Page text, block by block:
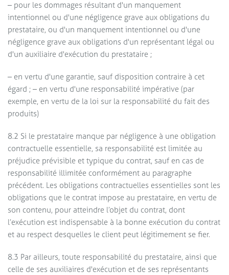
– pour les dommages résultant d'un manquement
intentionnel ou d'une négligence grave aux obligations du
prestataire, ou d'un manquement intentionnel ou d'une
négligence grave aux obligations d'un représentant légal ou
d'un auxiliaire d'exécution du prestataire ;
– en vertu d'une garantie, sauf disposition contraire à cet
égard ; – en vertu d'une responsabilité impérative (par
exemple, en vertu de la loi sur la responsabilité du fait des
produits)
8.2 Si le prestataire manque par négligence à une obligation
contractuelle essentielle, sa responsabilité est limitée au
préjudice prévisible et typique du contrat, sauf en cas de
responsabilité illimitée conformément au paragraphe
précédent. Les obligations contractuelles essentielles sont les
obligations que le contrat impose au prestataire, en vertu de
son contenu, pour atteindre l’objet du contrat, dont
l’exécution est indispensable à la bonne exécution du contrat
et au respect desquelles le client peut légitimement se fier.
8.3 Par ailleurs, toute responsabilité du prestataire, ainsi que
celle de ses auxiliaires d'exécution et de ses représentants